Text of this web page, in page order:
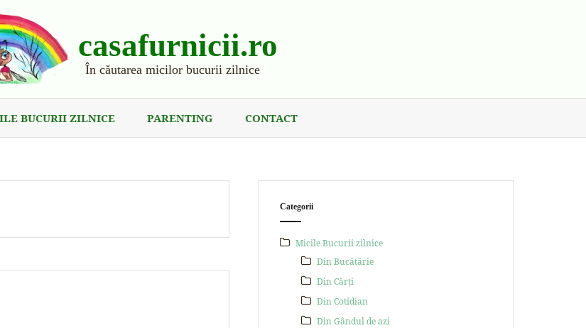
casafurnicii.ro
În căutarea micilor bucurii zilnice
BUCURII ZILNICE PARENTING CONTACT
Categorii
Micile Bucurii zilnice
Din Bucătărie
Din Cărți
Din Cotidian
Din Gândul de azi